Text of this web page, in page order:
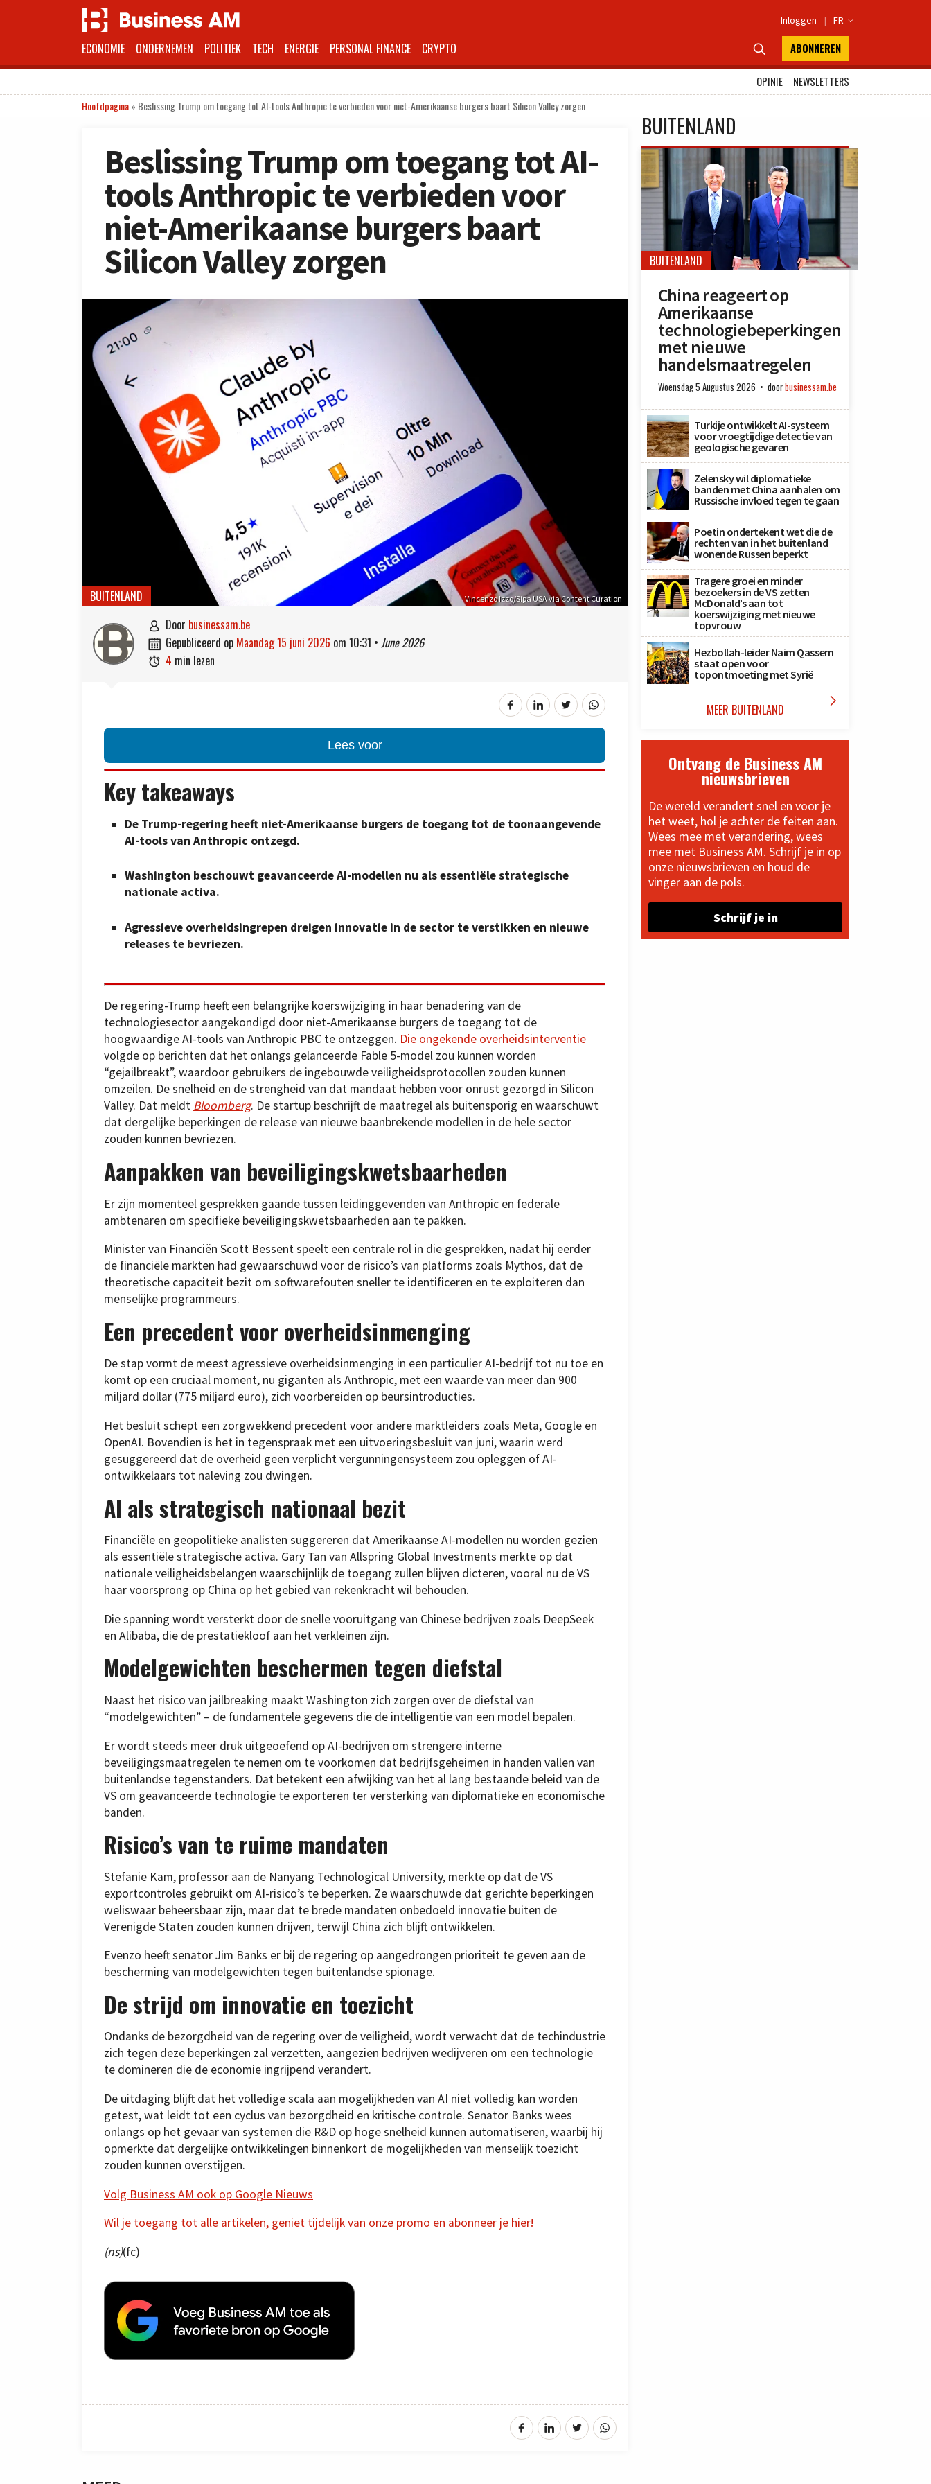
Inloggen | FR 
ECONOMIE ONDERNEMEN POLITIEK TECH ENERGIE PERSONAL FINANCE CRYPTO  ABONNEREN
OPINIE
NEWSLETTERS
Hoofdpagina» Beslissing Trump om toegang tot AI-tools Anthropic te verbieden voor niet-Amerikaanse burgers baart Silicon Valley zorgen
Beslissing Trump om toegang tot AI-
tools Anthropic te verbieden voor
niet-Amerikaanse burgers baart
Silicon Valley zorgen
Vincenzo Izzo/Sipa USA via Content Curation
BUITENLAND
 door businessam.be
 gepubliceerd op maandag 15 juni 2026 om 10:31 • June 2026
 4 min lezen
Lees voor
Key takeaways
De Trump-regering heeft niet-Amerikaanse burgers de toegang tot de toonaangevende
AI-tools van Anthropic ontzegd.
Washington beschouwt geavanceerde AI-modellen nu als essentiële strategische
nationale activa.
Agressieve overheidsingrepen dreigen innovatie in de sector te verstikken en nieuwe
releases te bevriezen.
De regering-Trump heeft een belangrijke koerswijziging in haar benadering van de
technologiesector aangekondigd door niet-Amerikaanse burgers de toegang tot de
hoogwaardige AI-tools van Anthropic PBC te ontzeggen. Die ongekende overheidsinterventie
volgde op berichten dat het onlangs gelanceerde Fable 5-model zou kunnen worden
“gejailbreakt”, waardoor gebruikers de ingebouwde veiligheidsprotocollen zouden kunnen
omzeilen. De snelheid en de strengheid van dat mandaat hebben voor onrust gezorgd in Silicon
Valley. Dat meldt Bloomberg. De startup beschrijft de maatregel als buitensporig en waarschuwt
dat dergelijke beperkingen de release van nieuwe baanbrekende modellen in de hele sector
zouden kunnen bevriezen.
Aanpakken van beveiligingskwetsbaarheden
Er zijn momenteel gesprekken gaande tussen leidinggevenden van Anthropic en federale
ambtenaren om specifieke beveiligingskwetsbaarheden aan te pakken.
Minister van Financiën Scott Bessent speelt een centrale rol in die gesprekken, nadat hij eerder
de financiële markten had gewaarschuwd voor de risico’s van platforms zoals Mythos, dat de
theoretische capaciteit bezit om softwarefouten sneller te identificeren en te exploiteren dan
menselijke programmeurs.
Een precedent voor overheidsinmenging
De stap vormt de meest agressieve overheidsinmenging in een particulier AI-bedrijf tot nu toe en
komt op een cruciaal moment, nu giganten als Anthropic, met een waarde van meer dan 900
miljard dollar (775 miljard euro), zich voorbereiden op beursintroducties.
Het besluit schept een zorgwekkend precedent voor andere marktleiders zoals Meta, Google en
OpenAI. Bovendien is het in tegenspraak met een uitvoeringsbesluit van juni, waarin werd
gesuggereerd dat de overheid geen verplicht vergunningensysteem zou opleggen of AI-
ontwikkelaars tot naleving zou dwingen.
AI als strategisch nationaal bezit
Financiële en geopolitieke analisten suggereren dat Amerikaanse AI-modellen nu worden gezien
als essentiële strategische activa. Gary Tan van Allspring Global Investments merkte op dat
nationale veiligheidsbelangen waarschijnlijk de toegang zullen blijven dicteren, vooral nu de VS
haar voorsprong op China op het gebied van rekenkracht wil behouden.
Die spanning wordt versterkt door de snelle vooruitgang van Chinese bedrijven zoals DeepSeek
en Alibaba, die de prestatiekloof aan het verkleinen zijn.
Modelgewichten beschermen tegen diefstal
Naast het risico van jailbreaking maakt Washington zich zorgen over de diefstal van
“modelgewichten” – de fundamentele gegevens die de intelligentie van een model bepalen.
Er wordt steeds meer druk uitgeoefend op AI-bedrijven om strengere interne
beveiligingsmaatregelen te nemen om te voorkomen dat bedrijfsgeheimen in handen vallen van
buitenlandse tegenstanders. Dat betekent een afwijking van het al lang bestaande beleid van de
VS om geavanceerde technologie te exporteren ter versterking van diplomatieke en economische
banden.
Risico’s van te ruime mandaten
Stefanie Kam, professor aan de Nanyang Technological University, merkte op dat de VS
exportcontroles gebruikt om AI-risico’s te beperken. Ze waarschuwde dat gerichte beperkingen
weliswaar beheersbaar zijn, maar dat te brede mandaten onbedoeld innovatie buiten de
Verenigde Staten zouden kunnen drijven, terwijl China zich blijft ontwikkelen.
Evenzo heeft senator Jim Banks er bij de regering op aangedrongen prioriteit te geven aan de
bescherming van modelgewichten tegen buitenlandse spionage.
De strijd om innovatie en toezicht
Ondanks de bezorgdheid van de regering over de veiligheid, wordt verwacht dat de techindustrie
zich tegen deze beperkingen zal verzetten, aangezien bedrijven wedijveren om een technologie
te domineren die de economie ingrijpend verandert.
De uitdaging blijft dat het volledige scala aan mogelijkheden van AI niet volledig kan worden
getest, wat leidt tot een cyclus van bezorgdheid en kritische controle. Senator Banks wees
onlangs op het gevaar van systemen die R&D op hoge snelheid kunnen automatiseren, waarbij hij
opmerkte dat dergelijke ontwikkelingen binnenkort de mogelijkheden van menselijk toezicht
zouden kunnen overstijgen.
Volg Business AM ook op Google Nieuws
Wil je toegang tot alle artikelen, geniet tijdelijk van onze promo en abonneer je hier!
(ns)(fc)
BUITENLAND
BUITENLAND
China reageert op
Amerikaanse
technologiebeperkingen
met nieuwe
handelsmaatregelen
Woensdag 5 Augustus 2026 doorbusinessam.be
Turkije ontwikkelt AI-systeem
voor vroegtijdige detectie van
geologische gevaren
Zelensky wil diplomatieke
banden met China aanhalen om
Russische invloed tegen te gaan
Poetin ondertekent wet die de
rechten van in het buitenland
wonende Russen beperkt
Tragere groei en minder
bezoekers in de VS zetten
McDonald’s aan tot
koerswijziging met nieuwe
topvrouw
Hezbollah-leider Naim Qassem
staat open voor
topontmoeting met Syrië
MEER BUITENLAND 
Ontvang de Business AM
nieuwsbrieven
De wereld verandert snel en voor je
het weet, hol je achter de feiten aan.
Wees mee met verandering, wees
mee met Business AM. Schrijf je in op
onze nieuwsbrieven en houd de
vinger aan de pols.
Schrijf je in